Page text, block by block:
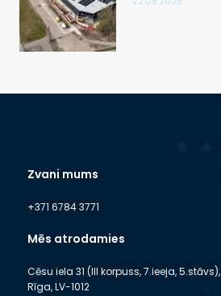
Zvani mums
+371 6784 3771
Mēs atrodamies
Cēsu iela 31 (III korpuss, 7.ieeja, 5.stāvs),
Rīga, LV-1012